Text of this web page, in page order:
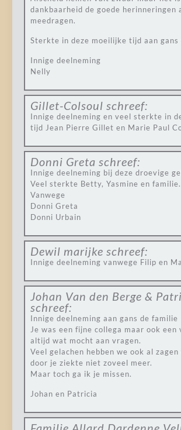
dankbaarheid de goede herinneringen
meedragen.
Sterkte in deze moeilijke tijd aan gans
Innige deelneming
Nelly
Gillet-Colsoul schreef:
Innige deelneming en veel sterkte in
tijd Jean Pierre Gillet en Marie Paul
Donni Greta schreef:
Innige deelneming bij deze droevige
Veel sterkte Betty, Yasmine en familie.
Vanwege
Donni Greta
Donni Urbain
Dewil marijke schreef:
Innige deelneming vanwege Filip en
Johan Van den Berge &
schreef:
Innige deelneming aan gans de familie
Je was een fijne collega maar ook een
altijd wat mocht aan vragen.
Veel gelachen hebben we ook al
door je ziekte niet zoveel meer.
Maar toch ga ik je missen.
Johan en Patricia